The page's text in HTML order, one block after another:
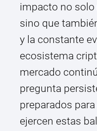
impacto no
sino que
y la constante
ecosistema
mercado
pregunta
preparados
ejercen estas